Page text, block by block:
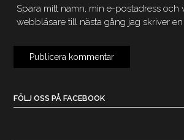
Spara mitt namn, min e-postadress
webbläsare till nästa gång jag skriver
FÖLJ OSS PÅ FACEBOOK